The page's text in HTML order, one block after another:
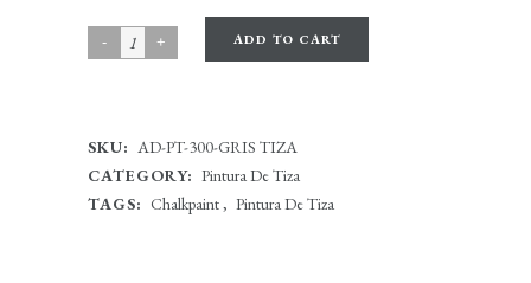
ADD TO CART
SKU: AD-PT-300-GRIS TIZA
CATEGORY: Pintura De Tiza
TAGS: Chalkpaint, Pintura De Tiza